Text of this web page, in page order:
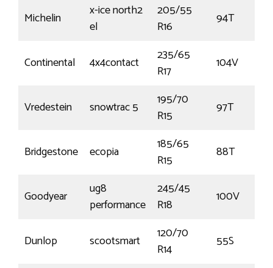
Michelin
x-ice north2
el
205/55
R16
94T
Continental 4x4contact
235/65
R17
104V
Vredestein snowtrac 5
195/70
R15
97T
Bridgestone ecopia
185/65
R15
88T
Goodyear
ug8
performance
245/45
R18
100V
Dunlop scootsmart
120/70
R14
55S